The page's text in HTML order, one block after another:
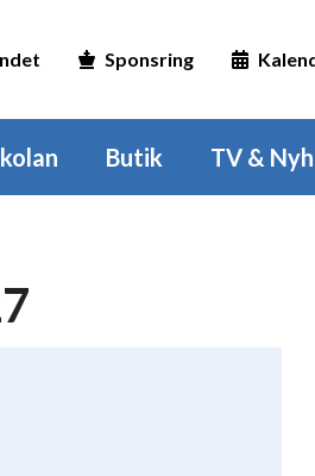
Sponsring
Butik TV &